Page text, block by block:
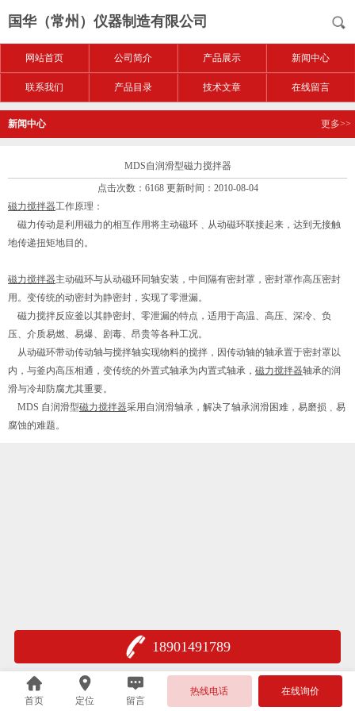
国华（常州）仪器制造有限公司
网站首页 公司简介 产品展示 新闻中心
联系我们 产品目录 技术文章 在线留言
新闻中心 更多>>
MDS自润滑型磁力搅拌器
点击次数：6168 更新时间：2010-08-04
磁力搅拌器工作原理：
磁力传动是利用磁力的相互作用将主动磁环﹑从动磁环联接起来，达到无接触
地传递扭矩地目的。
磁力搅拌器主动磁环与从动磁环同轴安装，中间隔有密封罩，密封罩作高压密封
用。变传统的动密封为静密封，实现了零泄漏。
磁力搅拌反应釜以其静密封、零泄漏的特点，适用于高温、高压、深冷、负
压、介质易燃、易爆、剧毒、昂贵等各种工况。
从动磁环带动传动轴与搅拌轴实现物料的搅拌，因传动轴的轴承置于密封罩以
内，与釜内高压相通，变传统的外置式轴承为内置式轴承， 磁力搅拌器轴承的润
滑与冷却防腐尤其重要。
MDS 自润滑型磁力搅拌器采用自润滑轴承，解决了轴承润滑困难，易磨损﹑易
腐蚀的难题。
18901491789
首页 定位 留言
热线电话 在线询价